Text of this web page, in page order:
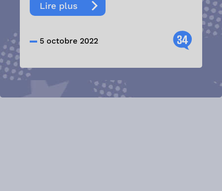
Lire plus
5 octobre 2022 34